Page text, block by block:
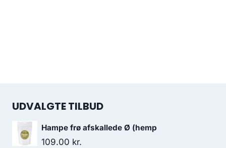
UDVALGTE TILBUD
Hampe frø afskallede Ø (hemp
109.00 kr.